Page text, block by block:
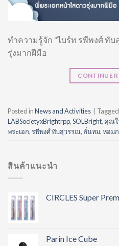
ทำความรู้จัก “ไบร์ท รพีพงศ์ ทั
รุ่งมากฝีมือ
CONTINUE
Posted inNews and Activities Tagged
LABSocietyxBrightrpp,SOLBright, คุณ
พระเอก,รพีพงศ์ ทับสุวรรณ, ลั่นทม,หอม
สินค้าแนะนำ
CIRCLES Super
Parin Ice Cube